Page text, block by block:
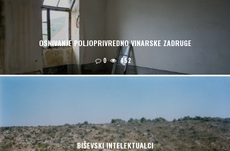
OSNIVANJE POLJOPRIVREDNO VINARSKE ZADRUGE
0 452
BIŠEVSKI INTELEKTUALCI